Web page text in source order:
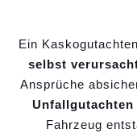
Ein
selbst
Ansprüche
Unfallgutachten
Fahrzeug